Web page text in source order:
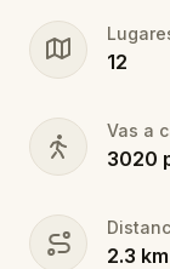
12
Vas a
3020
2.3 km